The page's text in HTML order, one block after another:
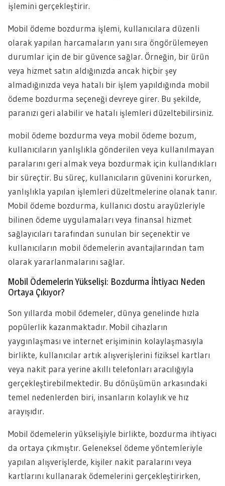
işlemini gerçekleştirir.
Mobil ödeme bozdurma işlemi, kullanıcılara düzenli
olarak yapılan harcamaların yanı sıra öngörülemeyen
durumlar için de bir güvence sağlar. Örneğin, bir ürün
veya hizmet satın aldığınızda ancak hiçbir şey
almadığınızda veya hatalı bir işlem yapıldığında mobil
ödeme bozdurma seçeneği devreye girer. Bu şekilde,
paranızı geri alabilir ve hatalı işlemleri düzeltebilirsiniz.
mobil ödeme bozdurma veya mobil ödeme bozum,
kullanıcıların yanlışlıkla gönderilen veya kullanılmayan
paralarını geri almak veya bozdurmak için kullandıkları
bir süreçtir. Bu süreç, kullanıcıların güvenini korurken,
yanlışlıkla yapılan işlemleri düzeltmelerine olanak tanır.
Mobil ödeme bozdurma, kullanıcı dostu arayüzleriyle
bilinen ödeme uygulamaları veya finansal hizmet
sağlayıcıları tarafından sunulan bir seçenektir ve
kullanıcıların mobil ödemelerin avantajlarından tam
olarak yararlanmalarını sağlar.
Mobil Ödemelerin Yükselişi: Bozdurma İhtiyacı Neden
Ortaya Çıkıyor?
Son yıllarda mobil ödemeler, dünya genelinde hızla
popülerlik kazanmaktadır. Mobil cihazların
yaygınlaşması ve internet erişiminin kolaylaşmasıyla
birlikte, kullanıcılar artık alışverişlerini fiziksel kartları
veya nakit para yerine akıllı telefonları aracılığıyla
gerçekleştirebilmektedir. Bu dönüşümün arkasındaki
temel nedenlerden biri, insanların kolaylık ve hız
arayışıdır.
Mobil ödemelerin yükselişiyle birlikte, bozdurma ihtiyacı
da ortaya çıkmıştır. Geleneksel ödeme yöntemleriyle
yapılan alışverişlerde, kişiler nakit paralarını veya
kartlarını kullanarak ödemelerini gerçekleştirirken,